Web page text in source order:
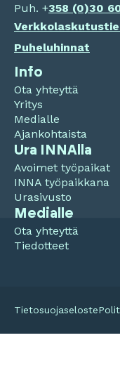
Puh. +358 (0)30
Puheluhinnat
Info
Ota yhteyttä
Yritys
Medialle
Ajankohtaista
Ura INNAlla
Avoimet työpaikat
INNA työpaikkana
Urasivusto
Medialle
Ota yhteyttä
Tiedotteet
Tietosuojaseloste